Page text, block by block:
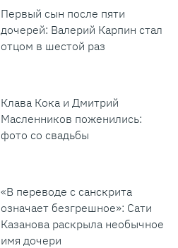
Первый сын после пяти
дочерей: Валерий Карпин стал
отцом в шестой раз
Клава Кока и Дмитрий
Масленников поженились:
фото со свадьбы
«В переводе с санскрита
означает безгрешное»: Сати
Казанова раскрыла необычное
имя дочери